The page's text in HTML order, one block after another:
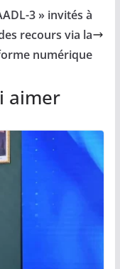
3 » invités à
recours via la
numérique
aimer